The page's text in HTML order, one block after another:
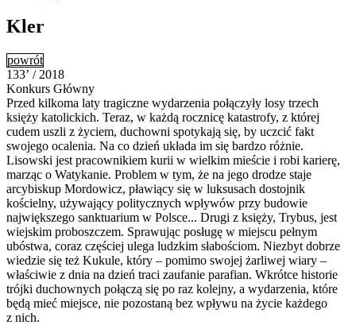
Kler
powrót
133’ / 2018
Konkurs Główny
Przed kilkoma laty tragiczne wydarzenia połączyły losy trzech
księży katolickich. Teraz, w każdą rocznicę katastrofy, z której
cudem uszli z życiem, duchowni spotykają się, by uczcić fakt
swojego ocalenia. Na co dzień układa im się bardzo różnie.
Lisowski jest pracownikiem kurii w wielkim mieście i robi karierę,
marząc o Watykanie. Problem w tym, że na jego drodze staje
arcybiskup Mordowicz, pławiący się w luksusach dostojnik
kościelny, używający politycznych wpływów przy budowie
największego sanktuarium w Polsce... Drugi z księży, Trybus, jest
wiejskim proboszczem. Sprawując posługę w miejscu pełnym
ubóstwa, coraz częściej ulega ludzkim słabościom. Niezbyt dobrze
wiedzie się też Kukule, który – pomimo swojej żarliwej wiary –
właściwie z dnia na dzień traci zaufanie parafian. Wkrótce historie
trójki duchownych połączą się po raz kolejny, a wydarzenia, które
będą mieć miejsce, nie pozostaną bez wpływu na życie każdego
z nich.